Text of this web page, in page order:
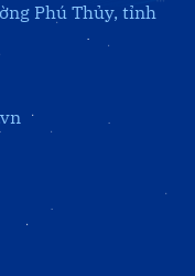
Phú Thủy, tỉnh